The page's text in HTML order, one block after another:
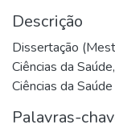
Descrição
Dissertação
Ciências da
Ciências da
Palavras-